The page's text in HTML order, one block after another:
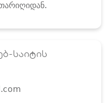
საიტის